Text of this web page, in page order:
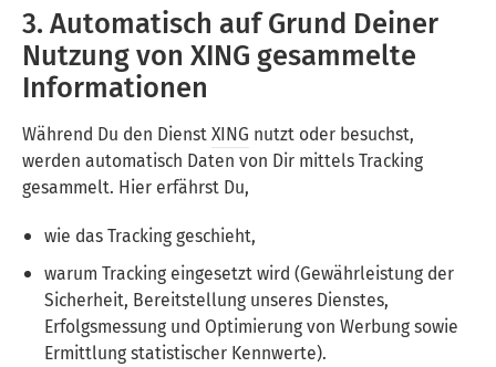
3. Automatisch auf Grund Deiner
Nutzung von XING gesammelte
Informationen
Während Du den DienstXING nutzt oder besuchst,
werden automatisch Daten von Dir mittels Tracking
gesammelt. Hier erfährst Du,
wie das Tracking geschieht,
warum Tracking eingesetzt wird (Gewährleistung der
Sicherheit, Bereitstellung unseres Dienstes,
Erfolgsmessung und Optimierung von Werbung sowie
Ermittlung statistischer Kennwerte).